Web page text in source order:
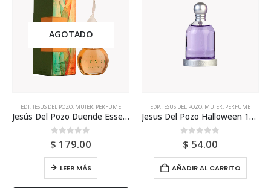
AGOTADO
EDT, JESUS DEL POZO, MUJER, PERFUME
Jesús Del Pozo Duende Essencia Edt 50ml Para Mujer
0 out of 5
$ 179.00
LEER MÁS
EDP, JESUS DEL POZO, MUJER, PERFUME
Jesus Del Pozo Halloween 100ml Tester Para Mujer
0out of 5
$ 54.00
AÑADIR AL CARRITO